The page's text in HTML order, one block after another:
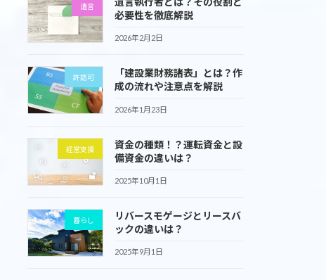
遺言
必要性を徹底解説
2026年2月2日
許認可
「建設業財務諸表」とは？作
成の流れや注意点を解説
2026年1月23日
経営支援
資金の種類！？運転資金と設
備資金の違いは？
2025年10月1日
暮らし
リバースモゲージとリースバ
ックの違いは？
2025年9月1日